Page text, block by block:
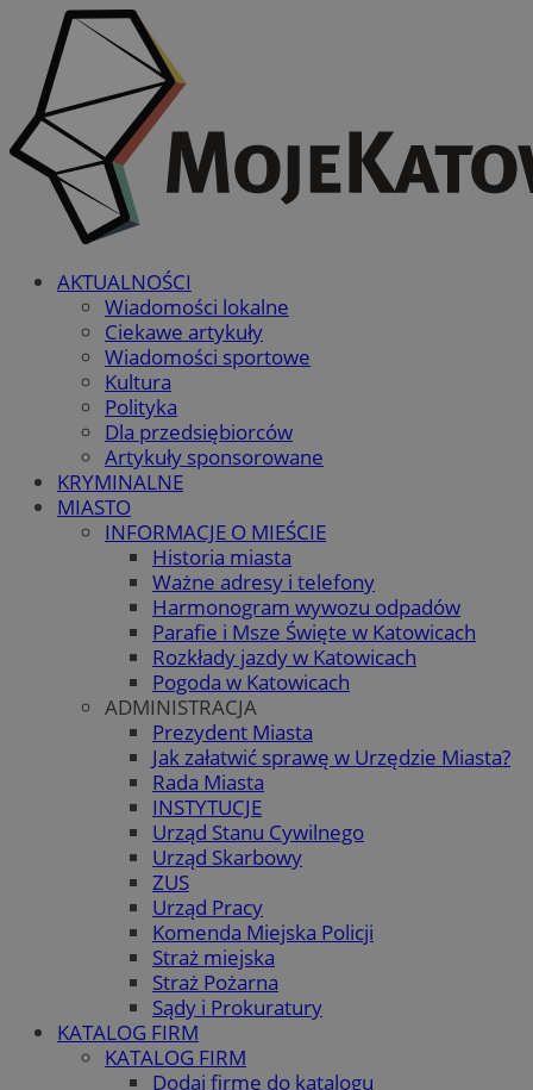
AKTUALNOŚCI
Wiadomości lokalne
Ciekawe artykuły
Wiadomości sportowe
Kultura
Polityka
Dla przedsiębiorców
Artykuły sponsorowane
KRYMINALNE
MIASTO
INFORMACJE O MIEŚCIE
Historia miasta
Ważne adresy i telefony
Harmonogram wywozu odpadów
Parafie i Msze Święte w Katowicach
Rozkłady jazdy w Katowicach
Pogoda w Katowicach
ADMINISTRACJA
Prezydent Miasta
Jak załatwić sprawę w Urzędzie Miasta?
Rada Miasta
INSTYTUCJE
Urząd Stanu Cywilnego
Urząd Skarbowy
ZUS
Urząd Pracy
Komenda Miejska Policji
Straż miejska
Straż Pożarna
Sądy i Prokuratury
KATALOG FIRM
KATALOG FIRM
Dodaj firmę do katalogu